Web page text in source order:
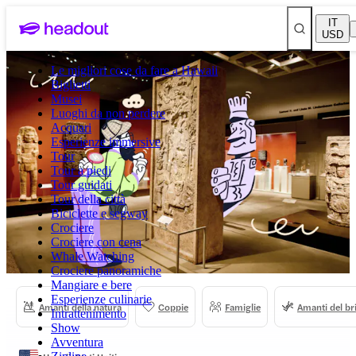
IT
USD
Le migliori cose da fare a Hawaii
Biglietti
Musei
Luoghi da non perdere
Acquari
Esperienze immersive
Tour
Tour a piedi
Tour guidati
Tour della città
Biciclette e segway
Crociere
Crociere con cena
Whale Watching
Crociere panoramiche
Mangiare e bere
Esperienze culinarie
Intrattenimento
Show
Avventura
Amanti della natura Coppie Famiglie Amanti del